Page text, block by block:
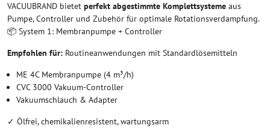
VACUUBRAND bietet perfekt abgestimmte Komplettsysteme aus
Pumpe, Controller und Zubehör für optimale Rotationsverdampfung.
📦 System 1: Membranpumpe + Controller
Empfohlen für: Routineanwendungen mit Standardlösemitteln
ME 4C Membranpumpe (4 m³/h)
CVC 3000 Vakuum-Controller
Vakuumschlauch & Adapter
✓ Ölfrei, chemikalienresistent, wartungsarm